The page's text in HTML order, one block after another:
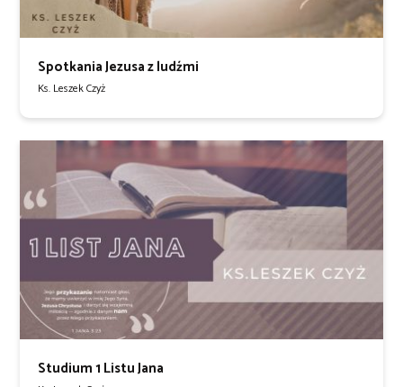
Spotkania Jezusa z ludźmi
Ks. Leszek Czyż
Studium 1 Listu Jana